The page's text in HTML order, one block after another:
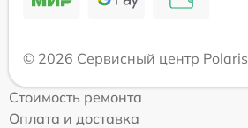
© 2026 Сервисный центр Polaris
Стоимость ремонта
Оплата и доставка